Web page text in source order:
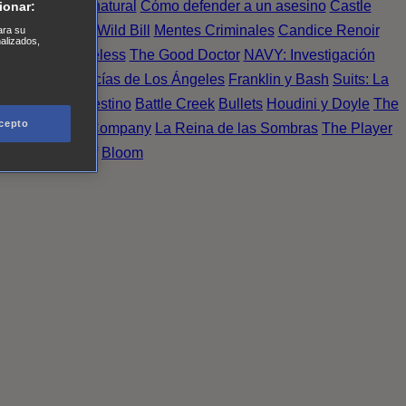
Sobrenatural Cómo defender a un asesino Castle
de Noche Wild Bill Mentes Criminales Candice Renoir
Timeless The Good Doctor NAVY: Investigación
Finest. Policías de Los Ángeles Franklin y Bash Suits: La
More Último Destino Battle Creek Bullets Houdini y Doyle The
X Company La Reina de las Sombras The Player
Bloom
su